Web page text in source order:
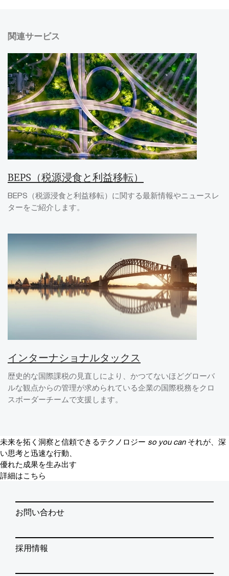
関連サービス
BEPS（税源浸食と利益移転）
BEPS（税源浸食と利益移転）に関する最新情報やニュースレ
ターをご紹介します。
インターナショナルタックス
歴史的な国際課税の見直しにより、かつてないほどグローバ
ルな観点からの管理が求められている企業の国際税務をクロ
スボーダーチームで支援します。
未来を拓く洞察と信頼できるテクノロジー so you can それが、深
い思考と迅速な行動、
優れた成果を生み出す
詳細はこちら
お問い合わせ
採用情報